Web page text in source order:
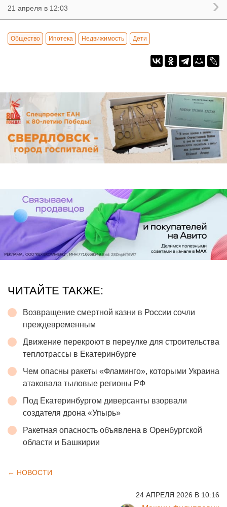
21 апреля в 12:03
Общество Ипотека Недвижимость Дети
ЧИТАЙТЕ ТАКЖЕ:
Возвращение смертной казни в России сочли
преждевременным
Движение перекроют в переулке для строительства
теплотрассы в Екатеринбурге
Чем опасны ракеты «Фламинго», которыми Украина
атаковала тыловые регионы РФ
Под Екатеринбургом диверсанты взорвали
создателя дрона «Упырь»
Ракетная опасность объявлена в Оренбургской
области и Башкирии
← НОВОСТИ
24 АПРЕЛЯ 2026 В 10:16